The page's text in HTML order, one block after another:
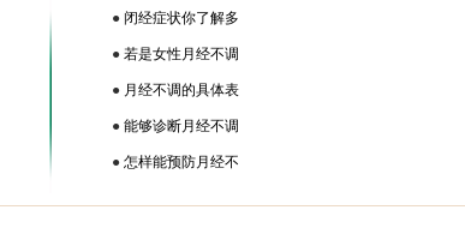
● 闭经症状你了解多
● 若是女性月经不调
● 月经不调的具体表
● 能够诊断月经不调
● 怎样能预防月经不